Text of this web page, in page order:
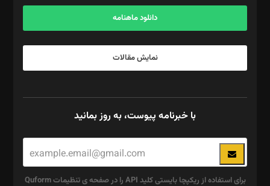
آگهی و مشترکین: ۰۹۱۹۹۹۹۰۴۵۴
دانلود ماهنامه
نمایش مقالات
با خبرنامه پیوست، به روز بمانید
برای استفاده از ریکپچا بایستی کلید API را در صفحه ی تنظیمات Quform